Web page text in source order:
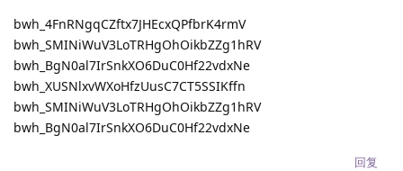
bwh_4FnRNgqCZftx7JHEcxQPfbrK4rmV
bwh_SMINiWuV3LoTRHgOhOikbZZg1hRV
bwh_BgN0al7IrSnkXO6DuC0Hf22vdxNe
bwh_XUSNlxvWXoHfzUusC7CT5SSIKffn
bwh_SMINiWuV3LoTRHgOhOikbZZg1hRV
bwh_BgN0al7IrSnkXO6DuC0Hf22vdxNe
回复